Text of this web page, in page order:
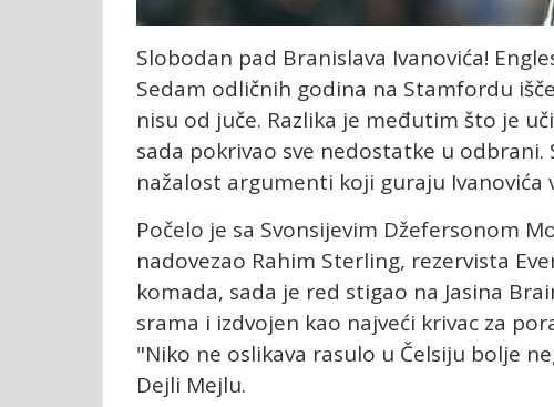
Slobodan pad Branislava Ivanovića!
Sedam odličnih godina na Stamfordu
nisu od juče. Razlika je međutim što je
sada pokrivao sve nedostatke u odbrani.
nažalost argumenti koji guraju Ivanovića
Počelo je sa Svonsijevim Džefersonom
nadovezao Rahim Sterling, rezervista
komada, sada je red stigao na Jasina
srama i izdvojen kao najveći krivac za
"Niko ne oslikava rasulo u Čelsiju bolje
Dejli Mejlu.